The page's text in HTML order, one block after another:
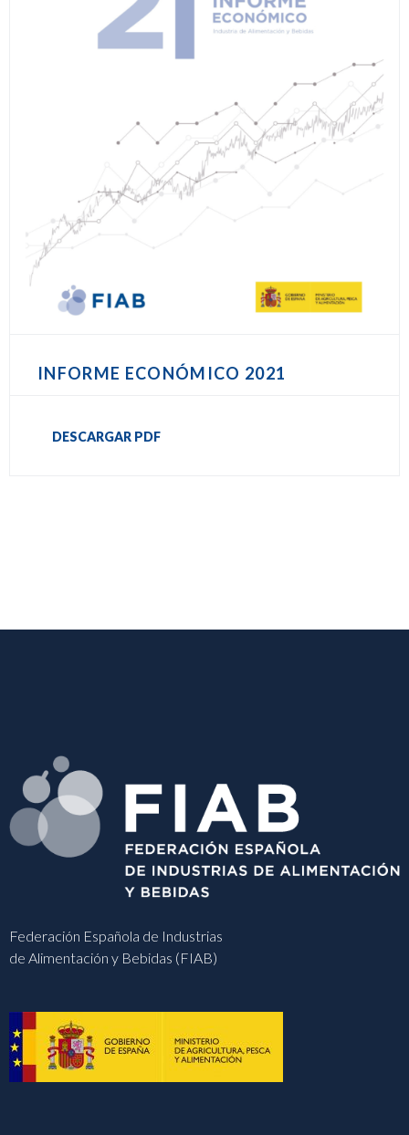
INFORME ECONÓMICO 2021
DESCARGAR PDF
Federación Española de Industrias
de Alimentación y Bebidas (FIAB)